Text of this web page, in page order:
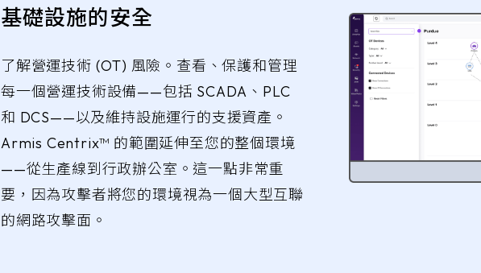
基礎設施的安全
了解營運技術 (OT) 風險。查看、保護和管理
每一個營運技術設備——包括 SCADA、PLC
和 DCS——以及維持設施運行的支援資產。
Armis Centrix™ 的範圍延伸至您的整個環境
——從生產線到行政辦公室。這一點非常重
要，因為攻擊者將您的環境視為一個大型互聯
的網路攻擊面。